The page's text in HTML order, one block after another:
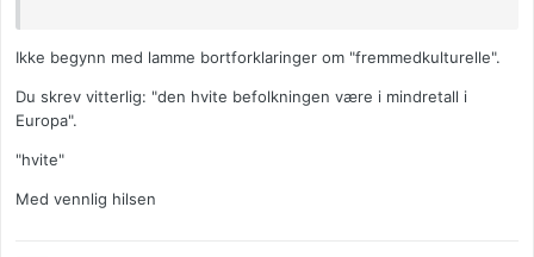
Ikke begynn med lamme bortforklaringer om "fremmedkulturelle".
Du skrev vitterlig: "den hvite befolkningen være i mindretall i
Europa".
"hvite"
Med vennlig hilsen